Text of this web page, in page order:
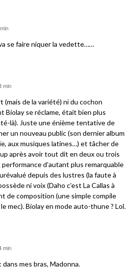
se faire niquer la vedette……
min
(mais de la variété) ni du cochon
Biolay se réclame, était bien plus
là). Juste une énième tentative de
un nouveau public (son dernier album
aux musiques latines…) et tâcher de
après avoir tout dit en deux ou trois
d’autant plus remarquable
depuis des lustres (la faute à
ni voix (Daho c’est La Callas à
de composition (une simple compile
mec). Biolay en mode auto-thune ? Lol.
min
dans mes bras, Madonna.